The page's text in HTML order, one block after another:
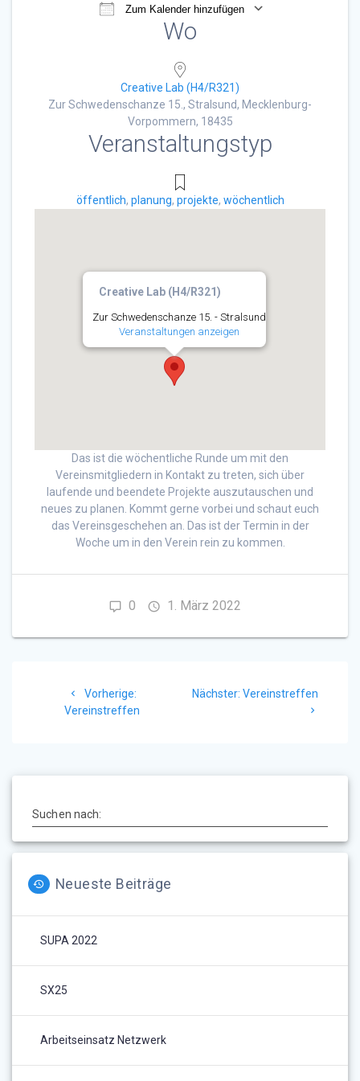
Zum Kalender hinzufügen
ICS herunterladenWo
Creative Lab (H4/R321)
Zur Schwedenschanze 15., Stralsund, Mecklenburg-
Vorpommern, 18435
Veranstaltungstyp
öffentlich, planung, projekte, wöchentlich
Creative Lab (H4/R321)
Zur Schwedenschanze 15. - Stralsund
Veranstaltungen anzeigen
Das ist die wöchentliche Runde um mit den
Vereinsmitgliedern in Kontakt zu treten, sich über
laufende und beendete Projekte auszutauschen und
neues zu planen. Kommt gerne vorbei und schaut euch
das Vereinsgeschehen an. Das ist der Termin in der
Woche um in den Verein rein zu kommen.
0 1. März 2022
Vorherige:
Beitrag:
Vereinstreffen
Nächster: Nächster
Vereinstreffen
Suchen nach:
Neueste Beiträge
SUPA 2022
SX25
Arbeitseinsatz Netzwerk